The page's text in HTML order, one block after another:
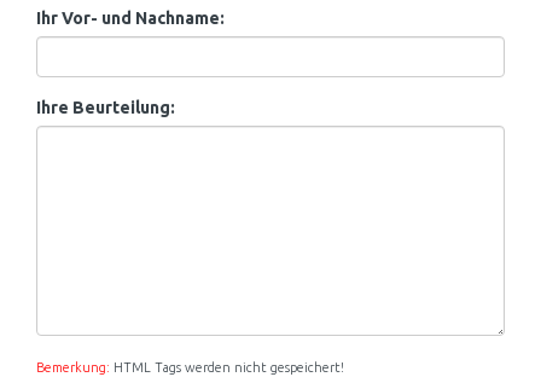
Ihr Vor- und Nachname:
Ihre Beurteilung:
Bemerkung: HTML Tags werden nicht gespeichert!